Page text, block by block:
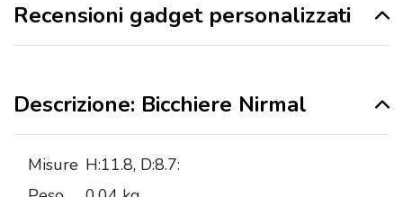
Recensioni gadget personalizzati
Descrizione: Bicchiere Nirmal
Misure H:11.8, D:8.7: